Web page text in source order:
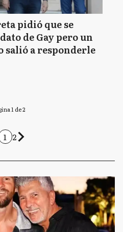
pidió que se
de Gay pero un
salió a responderle
1 de 2
1 2